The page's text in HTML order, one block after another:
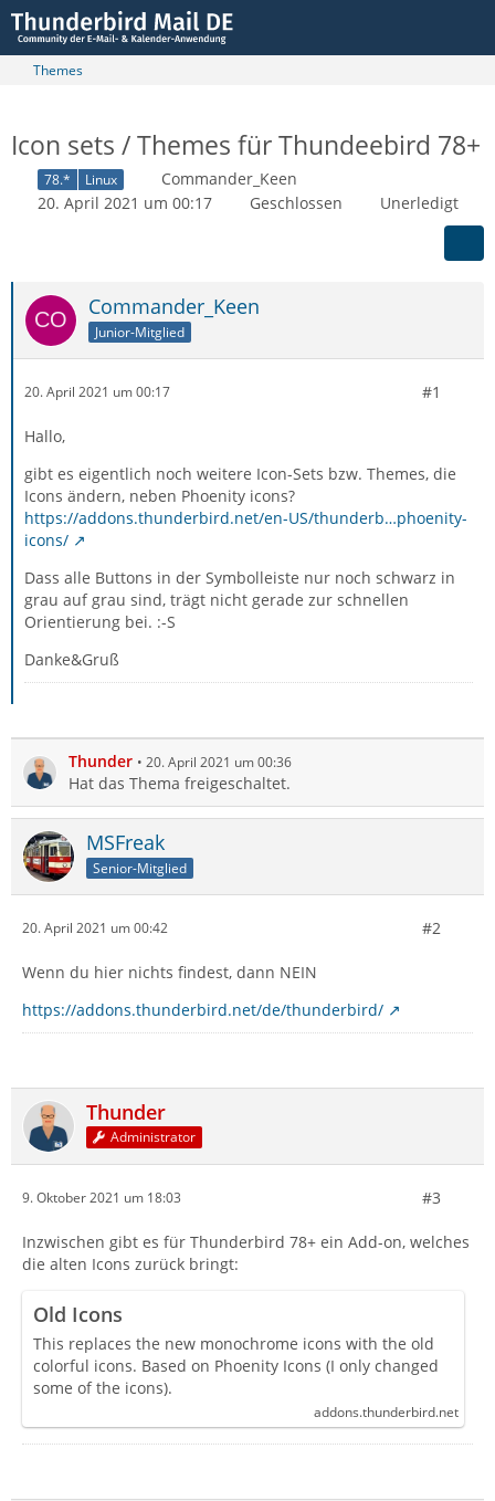
Themes
Icon sets / Themes für Thundeebird 78+
78.* Linux
Commander_Keen
20. April 2021 um 00:17
Geschlossen Unerledigt
Commander_Keen
Junior-Mitglied
20. April 2021 um 00:17 #1
Hallo,
gibt es eigentlich noch weitere Icon-Sets bzw. Themes, die
Icons ändern, neben Phoenity icons?
https://addons.thunderbird.net/en-US/thunderb…phoenity-
icons/
Dass alle Buttons in der Symbolleiste nur noch schwarz in
grau auf grau sind, trägt nicht gerade zur schnellen
Orientierung bei. :-S
Danke&Gruß
Thunder 20. April 2021 um 00:36
Hat das Thema freigeschaltet.
MSFreak
Senior-Mitglied
20. April 2021 um 00:42 #2
Wenn du hier nichts findest, dann NEIN
https://addons.thunderbird.net/de/thunderbird/
Thunder
Administrator
9. Oktober 2021 um 18:03 #3
Inzwischen gibt es für Thunderbird 78+ ein Add-on, welches
die alten Icons zurück bringt:
Old Icons
This replaces the new monochrome icons with the old
colorful icons. Based on Phoenity Icons (I only changed
some of the icons).
addons.thunderbird.net